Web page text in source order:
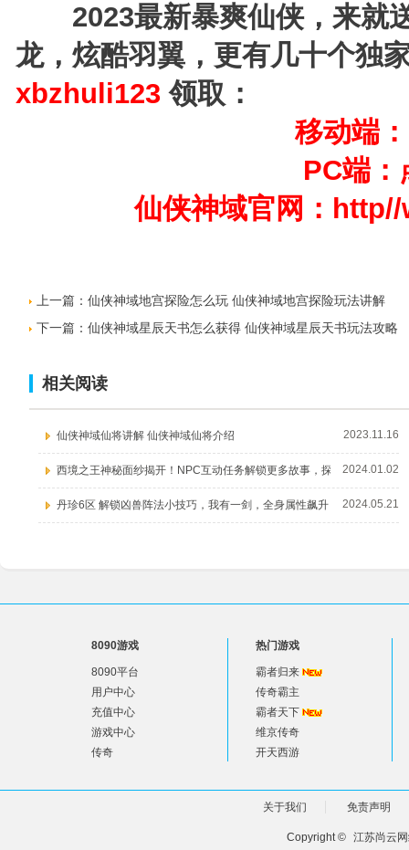
2023最新暴爽仙侠，来就
龙，炫酷羽翼，更有几十个独
xbzhuli123领取：
移动端
PC端：
仙侠神域官网：
上一篇： 仙侠神域地宫探险怎么玩 仙侠神域地宫探险玩法讲解
下一篇： 仙侠神域星辰天书怎么获得 仙侠神域星辰天书玩法攻略
相关阅读
仙侠神域仙将讲解 仙侠神域仙将介绍 2023.11.16
西境之王神秘面纱揭开！NPC互动任务解锁更多故事，探 2024.01.02
丹珍6区 解锁凶兽阵法小技巧，我有一剑，全身属性飙升 2024.05.21
8090游戏
8090平台
用户中心
充值中心
游戏中心
传奇
热门游戏
霸者归来
传奇霸主
霸者天下
维京传奇
开天西游
关于我们 免责声明
Copyright © 江苏尚云